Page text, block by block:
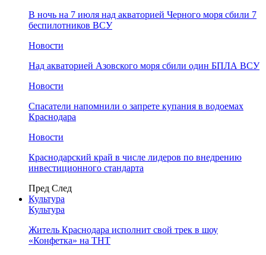
В ночь на 7 июля над акваторией Черного моря сбили 7
беспилотников ВСУ
Новости
Над акваторией Азовского моря сбили один БПЛА ВСУ
Новости
Спасатели напомнили о запрете купания в водоемах
Краснодара
Новости
Краснодарский край в числе лидеров по внедрению
инвестиционного стандарта
Пред След
Культура
Культура
Житель Краснодара исполнит свой трек в шоу
«Конфетка» на ТНТ